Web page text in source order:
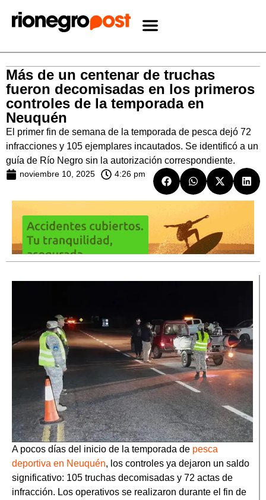
Más de un centenar de truchas
fueron decomisadas en los primeros
controles de la temporada en
Neuquén
El primer fin de semana de la temporada de pesca dejó 72
infracciones y 105 ejemplares incautados. Se identificó a un
guía de Río Negro sin la autorización correspondiente.
noviembre 10, 2025 4:26 pm
A pocos días del inicio de la temporada de pesca
deportiva en Neuquén, los controles ya dejaron un saldo
significativo: 105 truchas decomisadas y 72 actas de
infracción. Los operativos se realizaron durante el fin de